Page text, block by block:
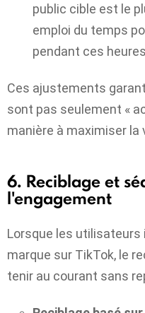
public cible est le
emploi du temps
pendant ces
Ces ajustements
sont pas seulement «
manière à maximiser
6. Reciblage et
l'engagement
Lorsque les
marque sur TikTok, le
tenir au courant sans